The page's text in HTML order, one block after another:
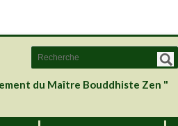
du Maître Bouddhiste Zen "